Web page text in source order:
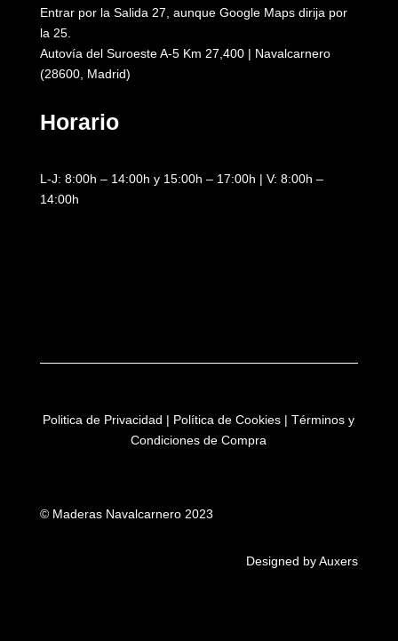
Entrar por la Salida 27, aunque Google Maps dirija por
la 25.
Autovía del Suroeste A-5 Km 27,400 | Navalcarnero
(28600, Madrid)
Horario
L-J: 8:00h – 14:00h y 15:00h – 17:00h | V: 8:00h –
14:00h
Politica de Privacidad | Política de Cookies |Términos y
Condiciones de Compra
© Maderas Navalcarnero 2023
Designed by Auxers